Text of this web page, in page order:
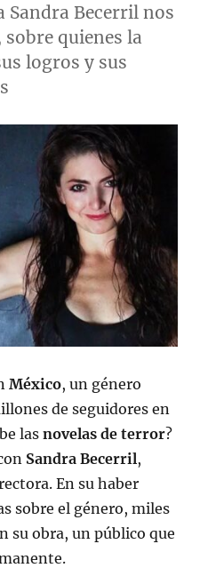
Sandra Becerril nos
quienes la
logros y sus
México, un género
de seguidores en
lasnovelas de terror?
Sandra Becerril,
En su haber
sobre el género, miles
su obra, un público que